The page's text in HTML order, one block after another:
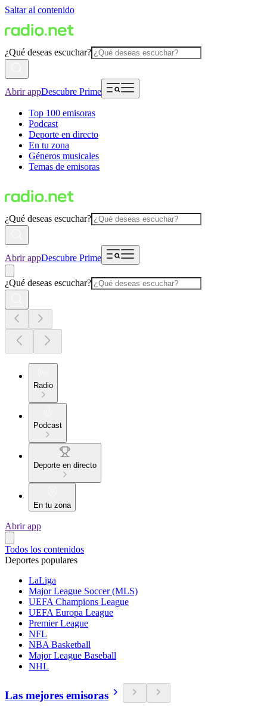
Saltar al contenido
¿Qué deseas escuchar?
Abrir appDescubre Prime
Top 100 emisoras
Podcast
Deporte en directo
En tu zona
Géneros musicales
Temas de emisoras
¿Qué deseas escuchar?
Abrir appDescubre Prime
¿Qué deseas escuchar?
Radio
Podcast
Deporte en directo
En tu zona
Abrir app
Todos los contenidos
Deportes populares
LaLiga
Major League Soccer (MLS)
UEFA Champions League
UEFA Europa League
Premier League
NFL
NBA Basketball
Major League Baseball
NHL
Las mejores emisoras